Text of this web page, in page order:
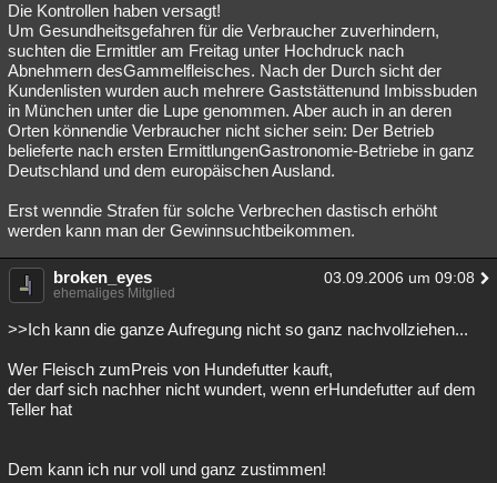
Die Kontrollen haben versagt!
Um Gesundheitsgefahren für die Verbraucher zuverhindern,
suchten die Ermittler am Freitag unter Hochdruck nach
Abnehmern desGammelfleisches. Nach der Durch sicht der
Kundenlisten wurden auch mehrere Gaststättenund Imbissbuden
in München unter die Lupe genommen. Aber auch in an deren
Orten könnendie Verbraucher nicht sicher sein: Der Betrieb
belieferte nach ersten ErmittlungenGastronomie-Betriebe in ganz
Deutschland und dem europäischen Ausland.
Erst wenndie Strafen für solche Verbrechen dastisch erhöht
werden kann man der Gewinnsuchtbeikommen.
broken_eyes 03.09.2006 um 09:08
ehemaliges Mitglied
>>Ich kann die ganze Aufregung nicht so ganz nachvollziehen...
Wer Fleisch zumPreis von Hundefutter kauft,
der darf sich nachher nicht wundert, wenn erHundefutter auf dem
Teller hat
Dem kann ich nur voll und ganz zustimmen!